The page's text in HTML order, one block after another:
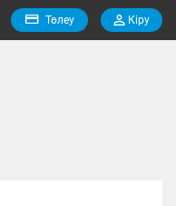
Төлеу Кiру